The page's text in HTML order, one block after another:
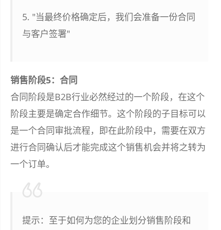
5. "当最终价格确定后，我们会准备一份合同
与客户签署"
销售阶段5：合同
合同阶段是B2B行业必然经过的一个阶段，在这个
阶段主要是确定合作细节。这个阶段的子目标可以
是一个合同审批流程，即在此阶段中，需要在双方
进行合同确认后才能完成这个销售机会并将之转为
一个订单。
提示：至于如何为您的企业划分销售阶段和